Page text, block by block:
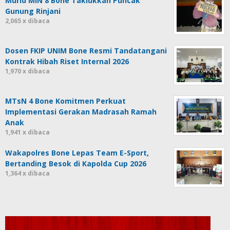
Gunung Rinjani
2,065 x dibaca
Dosen FKIP UNIM Bone Resmi Tandatangani
Kontrak Hibah Riset Internal 2026
1,970 x dibaca
MTsN 4 Bone Komitmen Perkuat
Implementasi Gerakan Madrasah Ramah
Anak
1,941 x dibaca
Wakapolres Bone Lepas Team E-Sport,
Bertanding Besok di Kapolda Cup 2026
1,364 x dibaca